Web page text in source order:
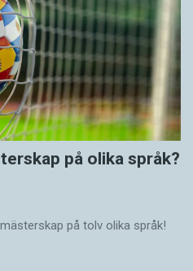
på olika språk?
på tolv olika språk!